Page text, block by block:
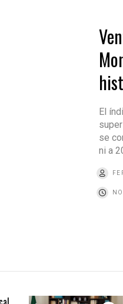
El
se
ni a